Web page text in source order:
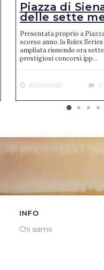
Piazza di
delle sette
Presentata proprio a
scorso anno, la Rolex
ampliata riunendo ora
prestigiosi concorsi ipp...
22/04/2025 0
INFO
Chi siamo